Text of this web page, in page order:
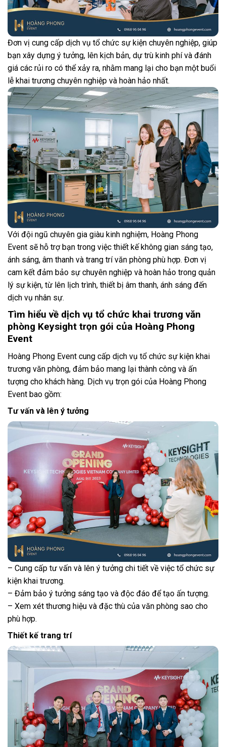
Đơn vị cung cấp dịch vụ tổ chức sự kiện chuyên nghiệp, giúp
bạn xây dựng ý tưởng, lên kịch bản, dự trù kinh phí và đánh
giá các rủi ro có thể xảy ra, nhằm mang lại cho bạn một buổi
lễ khai trương chuyên nghiệp và hoàn hảo nhất.
Với đội ngũ chuyên gia giàu kinh nghiệm, Hoàng Phong
Event sẽ hỗ trợ bạn trong việc thiết kế không gian sáng tạo,
ánh sáng, âm thanh và trang trí văn phòng phù hợp. Đơn vị
cam kết đảm bảo sự chuyên nghiệp và hoàn hảo trong quản
lý sự kiện, từ lên lịch trình, thiết bị âm thanh, ánh sáng đến
dịch vụ nhân sự.
Tìm hiểu về dịch vụ tổ chức khai trương văn
phòng Keysight trọn gói của Hoàng Phong
Event
Hoàng Phong Event cung cấp dịch vụ tổ chức sự kiện khai
trương văn phòng, đảm bảo mang lại thành công và ấn
tượng cho khách hàng. Dịch vụ trọn gói của Hoàng Phong
Event bao gồm:
Tư vấn và lên ý tưởng
– Cung cấp tư vấn và lên ý tưởng chi tiết về việc tổ chức sự
kiện khai trương.
– Đảm bảo ý tưởng sáng tạo và độc đáo để tạo ấn tượng.
– Xem xét thương hiệu và đặc thù của văn phòng sao cho
phù hợp.
Thiết kế trang trí